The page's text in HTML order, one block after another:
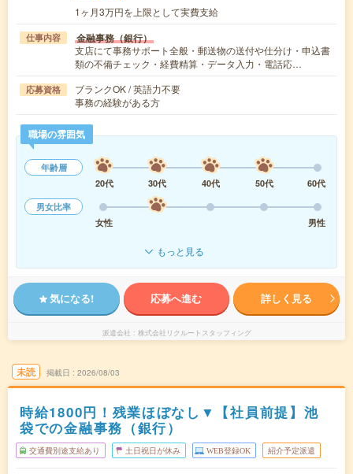
1ヶ月3万円を上限として実費支給
仕事内容 金融事務（銀行）
支店にて事務サポート全般・郵送物の送付や仕分け・申込書
類の不備チェック・経費精算・データ入力・電話応…
応募資格
ブランクOK / 英語力不要
事務の経験がある方
職場の雰囲気
年齢層
20代
30代 40代 50代
60代
男女比率
女性
男性
もっと見る
気になる! 応募へ進む 詳しく見る
派遣会社 株式会社リクルートスタッフィング
未読 掲載日 2026/08/03
時給1800円！残業ほぼなし▼【社員前提】池
袋での金融事務（銀行）
交通費別途支給あり 土日祝日が休み WEB登録OK 紹介予定派遣